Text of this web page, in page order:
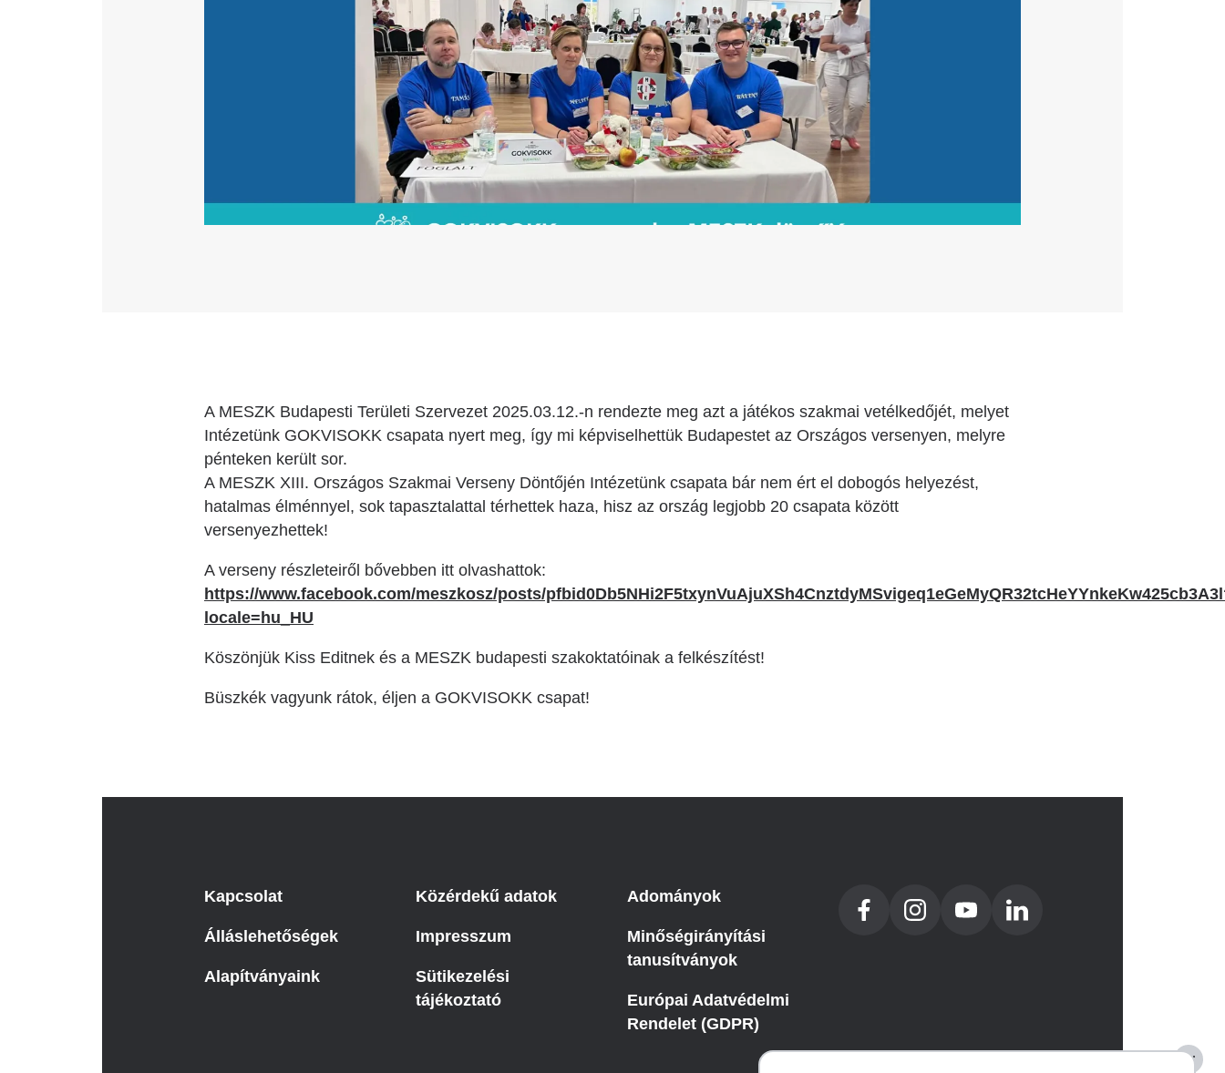
A MESZK Budapesti Területi Szervezet 2025.03.12.-n rendezte meg azt a játékos szakmai vetélkedőjét, melyet
Intézetünk GOKVISOKK csapata nyert meg, így mi képviselhettük Budapestet az Országos versenyen, melyre
pénteken került sor.
A MESZK XIII. Országos Szakmai Verseny Döntőjén Intézetünk csapata bár nem ért el dobogós helyezést,
hatalmas élménnyel, sok tapasztalattal térhettek haza, hisz az ország legjobb 20 csapata között
versenyezhettek!
A verseny részleteiről bővebben itt olvashattok:
https://www.facebook.com/meszkosz/posts/
locale=hu_HU
Köszönjük Kiss Editnek és a MESZK budapesti szakoktatóinak a felkészítést!
Büszkék vagyunk rátok, éljen a GOKVISOKK csapat!
Kapcsolat
Álláslehetőségek
Alapítványaink
Közérdekű adatok
Impresszum
Sütikezelési
tájékoztató
Adományok
Minőségirányítási
tanusítványok
Európai Adatvédelmi
Rendelet (GDPR)